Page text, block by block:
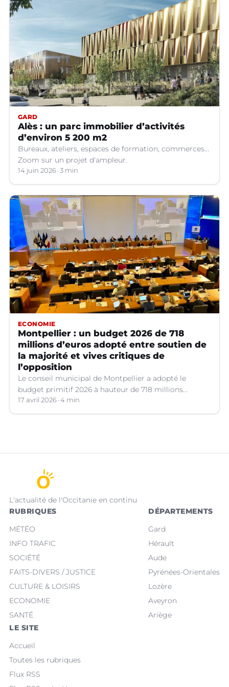
GARD
Alès : un parc immobilier d’activités
d’environ 5 200 m2
Bureaux, ateliers, espaces de formation, commerces...
Zoom sur un projet d'ampleur.
14 juin 2026 3 min
ECONOMIE
Montpellier : un budget 2026 de 718
millions d’euros adopté entre soutien de
la majorité et vives critiques de
l’opposition
Le conseil municipal de Montpellier a adopté le
budget primitif 2026 à hauteur de 718 millions
d’euros, qui a suscité de vifs débats.
17 avril 2026 4 min
L'actualité de l'Occitanie en continu
RUBRIQUES
MÉTÉO
INFO TRAFIC
SOCIÉTÉ
FAITS-DIVERS / JUSTICE
CULTURE & LOISIRS
ECONOMIE
SANTÉ
DÉPARTEMENTS
Gard
Hérault
Aude
Pyrénées-Orientales
Lozère
Aveyron
Ariège
LE SITE
Accueil
Toutes les rubriques
Flux RSS